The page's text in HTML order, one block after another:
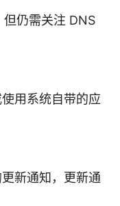
仍需关注 DNS
用系统自带的应
新通知，更新通